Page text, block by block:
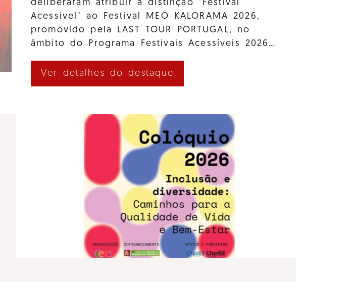
deliberaram atribuir a distinção "Festival
Acessível" ao Festival MEO KALORAMA 2026,
promovido pela LAST TOUR PORTUGAL, no
âmbito do Programa Festivais Acessíveis 2026…
Ver detalhes do destaque